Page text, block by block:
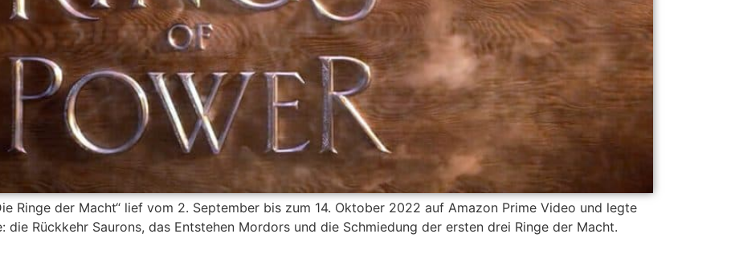
Ringe der Macht“ lief vom 2. September bis zum 14. Oktober 2022 auf Amazon Prime Video und legte
Rückkehr Saurons, das Entstehen Mordors und die Schmiedung der ersten drei Ringe der Macht.